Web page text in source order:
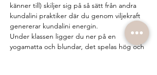
känner till) skiljer sig på så sätt från andra
kundalini praktiker där du genom viljekraft
genererar kundalini energin.
Under klassen ligger du ner på en
yogamatta och blundar, det spelas hög och